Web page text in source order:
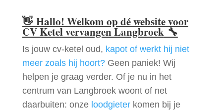
👋 Hallo! Welkom op dé website voor
CV Ketel vervangen Langbroek🔧
Is jouw cv-ketel oud, kapot of werkt hij niet
meer zoals hij hoort?Geen paniek! Wij
helpen je graag verder. Of je nu in het
centrum van Langbroek woont of net
daarbuiten: onze loodgieterkomen bij je